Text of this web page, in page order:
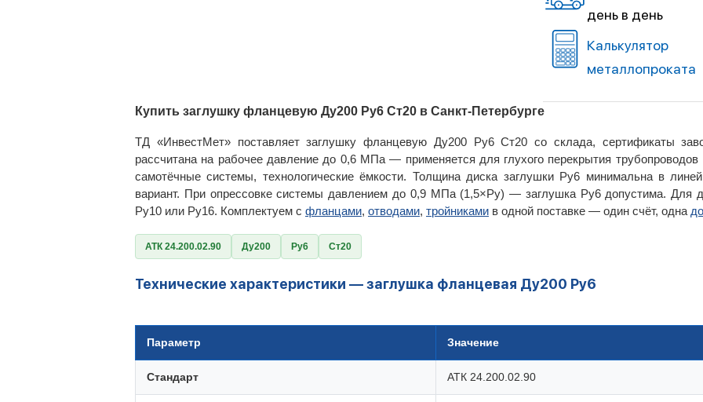
день в день
Калькулятор
металлопроката
Купить заглушку фланцевую Ду200 Ру6 Ст20 в Санкт-Петербурге
ТД «ИнвестМет» поставляет заглушку фланцевую Ду200 Ру6 Ст20 со склада, сертификаты
рассчитана на рабочее давление до 0,6 МПа — применяется для глухого перекрытия трубопроводов
самотёчные системы, технологические ёмкости. Толщина диска заглушки Ру6 минимальна в
вариант. При опрессовке системы давлением до 0,9 МПа (1,5×Ру) — заглушка Ру6 допустима.
Ру10 или Ру16. Комплектуем с фланцами, отводами, тройниками в одной поставке — один счёт, одна
АТК 24.200.02.90 Ду200 Ру6 Ст20
Технические характеристики — заглушка фланцевая Ду200 Ру6
Параметр Значение
Стандарт АТК 24.200.02.90